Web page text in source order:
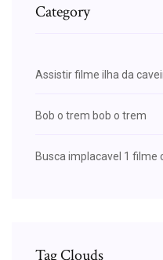
Category
Assistir filme ilha da
Bob o trem bob o trem
Busca implacavel 1 filme
Tag Clouds